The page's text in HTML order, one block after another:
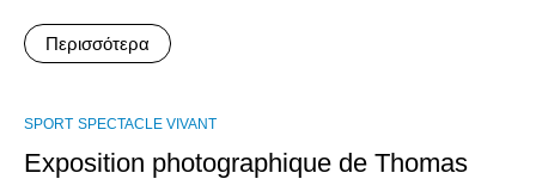
Περισσότερα
SPORT SPECTACLE VIVANT
Exposition photographique de Thomas